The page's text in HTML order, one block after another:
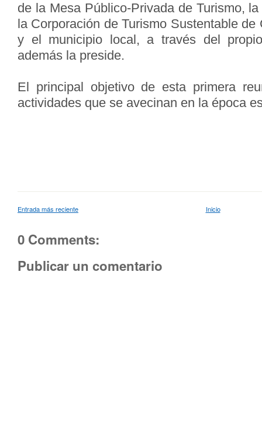
de la Mesa Público-Privada de Turismo,
la Corporación de Turismo Sustentable de
y el municipio local, a través del
además la preside.
El principal objetivo de esta primera
actividades que se avecinan en la época
Entrada más reciente Inicio
0 Comments:
Publicar un comentario